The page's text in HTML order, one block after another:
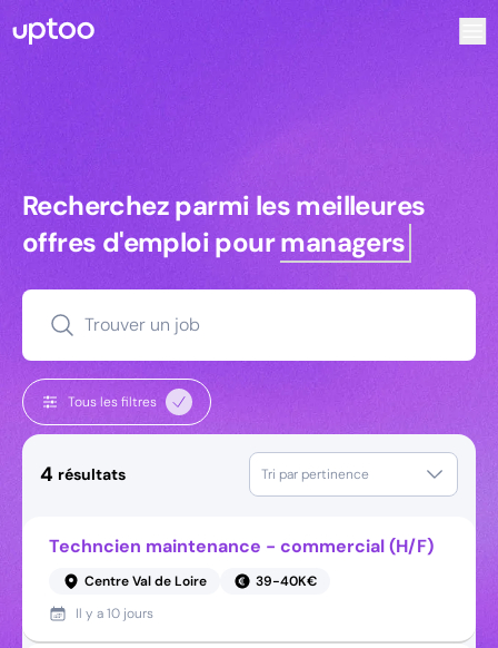
Recherchez parmi les meilleures
Recherchez parmi les meilleures
offres d'emploi pourmanagers
Trouver un job
Tous les filtres
4 résultats Tri par pertinence
Techncien maintenance - commercial (H/F)
Centre Val de Loire
39-40K€
Il y a10 jours